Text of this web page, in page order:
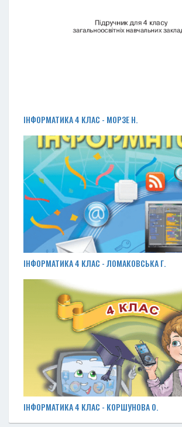
ІНФОРМАТИКА 4 КЛАС - МОРЗЕ Н.
ІНФОРМАТИКА 4 КЛАС - ЛОМАКОВСЬКА Г.
ІНФОРМАТИКА 4 КЛАС - КОРШУНОВА О.